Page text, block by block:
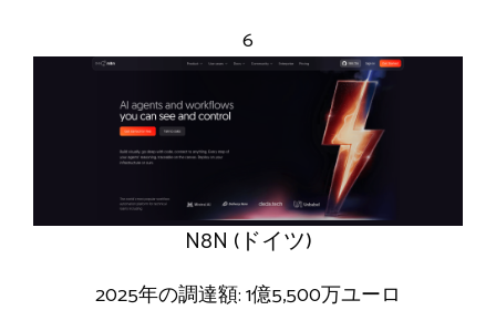
6
N8N (ドイツ)
2025年の調達額: 1億5,500万ユーロ